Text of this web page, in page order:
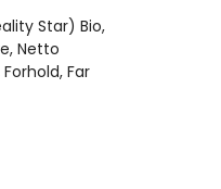
Star) Bio,
Netto
Far